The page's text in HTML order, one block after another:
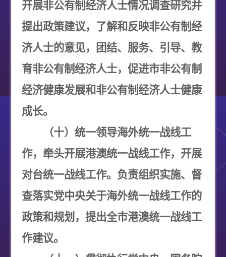
开展非公有制经济人士情况调查研究并
提出政策建议，了解和反映非公有制经
济人士的意见，团结、服务、引导、教
育非公有制经济人士，促进市非公有制
经济健康发展和非公有制经济人士健康
成长。
（十）统一领导海外统一战线工
作，牵头开展港澳统一战线工作，开展
对台统一战线工作。负责组织实施、督
查落实党中央关于海外统一战线工作的
政策和规划，提出全市港澳统一战线工
作建议。